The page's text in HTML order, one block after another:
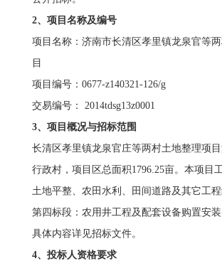
2、项目名称及编号
项目名称：济南市长清区孝里镇龙泉官等
目
项目编号：0677-z140321-126/g
交易编号： 2014tdsg13z0001
3、项目概况与招标范围
长清区孝里镇龙泉官庄等两村土地整理项
行政村，项目区总面积1796.25亩。本项目
土地平整、农田水利、田间道路及其它工程
第四标段：农用井工程及配套设备购置安装
具体内容详见招标文件。
4、投标人资格要求